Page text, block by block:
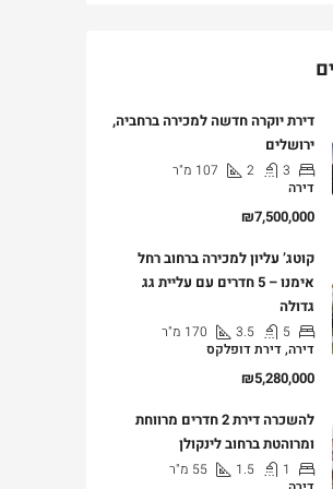
דירת יוקרה חדשה למכירה ברחביה,
ירושלים
3
2
107 מ"ר
דירה
₪7,500,000
קוטג’ עליון למכירה ברחוב רחל
אימנו – 5 חדרים עם עליית גג
גדולה
5
3.5
170 מ"ר
דירה, דירת דופלקס
₪5,280,000
להשכרה דירת 2 חדרים מרווחת
ומרוהטת ברחוב לינקולן
1
1.5
55 מ"ר